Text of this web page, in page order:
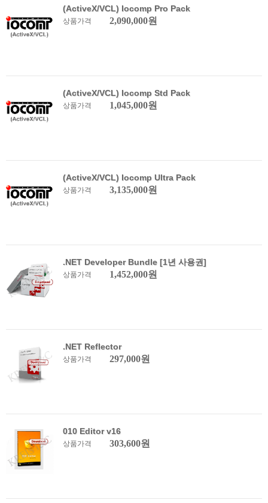
(ActiveX/VCL) Iocomp Pro Pack
상품가격 2,090,000원
(ActiveX/VCL) Iocomp Std Pack
상품가격 1,045,000원
(ActiveX/VCL) Iocomp Ultra Pack
상품가격 3,135,000원
.NET Developer Bundle [1년 사용권]
상품가격 1,452,000원
.NET Reflector
상품가격 297,000원
010 Editor v16
상품가격 303,600원